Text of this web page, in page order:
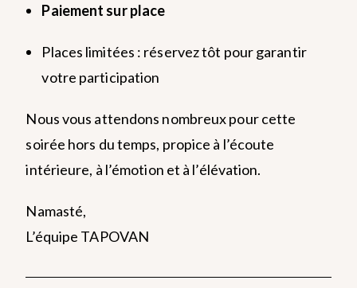
Paiement sur place
Places limitées : réservez tôt pour garantir
votre participation
Nous vous attendons nombreux pour cette
soirée hors du temps, propice à l’écoute
intérieure, à l’émotion et à l’élévation.
Namasté,
L’équipe TAPOVAN